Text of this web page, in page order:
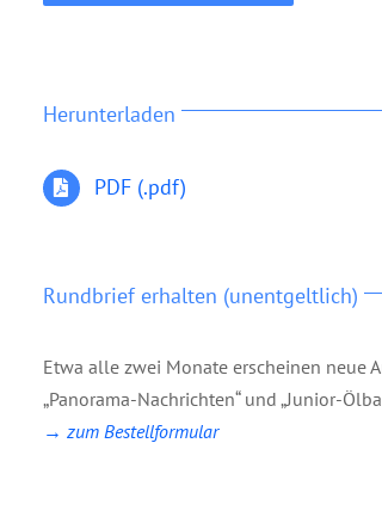
Herunterladen
PDF (.pdf)
Rundbrief erhalten (unentgeltlich)
Etwa alle zwei Monate erscheinen neue
„Panorama-Nachrichten“ und „Junior-
→ zum Bestellformular